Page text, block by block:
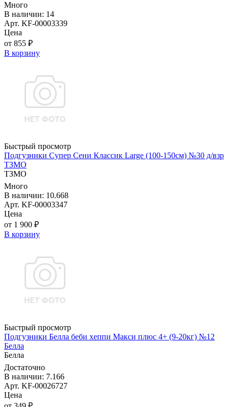
Много
В наличии: 14
Арт. KF-00003339
Цена
от 855 ₽
В корзину
Быстрый просмотр
Подгузники Супер Сени Классик Large (100-150см) №30 д/взр
ТЗМО
ТЗМО
Много
В наличии: 10.668
Арт. KF-00003347
Цена
от 1 900 ₽
В корзину
Быстрый просмотр
Подгузники Белла беби хеппи Макси плюс 4+ (9-20кг) №12
Белла
Белла
Достаточно
В наличии: 7.166
Арт. KF-00026727
Цена